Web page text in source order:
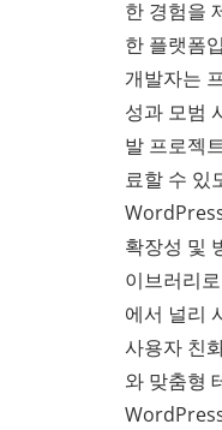
한 경험을
한 플랫폼
개발자는
성과 모범
발 프로젝
료할 수 있
확장성 및
이브러리
에서 널리
사용자 친
와 맞춤형